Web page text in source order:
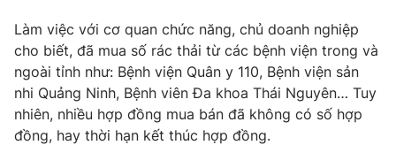
Chất lượng cuộc sống
Học trực tuyến
Công nghệ
Hitech Công nghệ tương lai
Sản phẩm
Thị trường
Giao lưu trực tuyến
Lịch phát sóng
Làm việc với cơ quan chức năng, chủ doanh nghiệp
cho biết, đã mua số rác thải từ các bệnh viện trong và
ngoài tỉnh như: Bệnh viện Quân y 110, Bệnh viện sản
nhi Quảng Ninh, Bệnh viên Đa khoa Thái Nguyên… Tuy
nhiên, nhiều hợp đồng mua bán đã không có số hợp
đồng, hay thời hạn kết thúc hợp đồng.